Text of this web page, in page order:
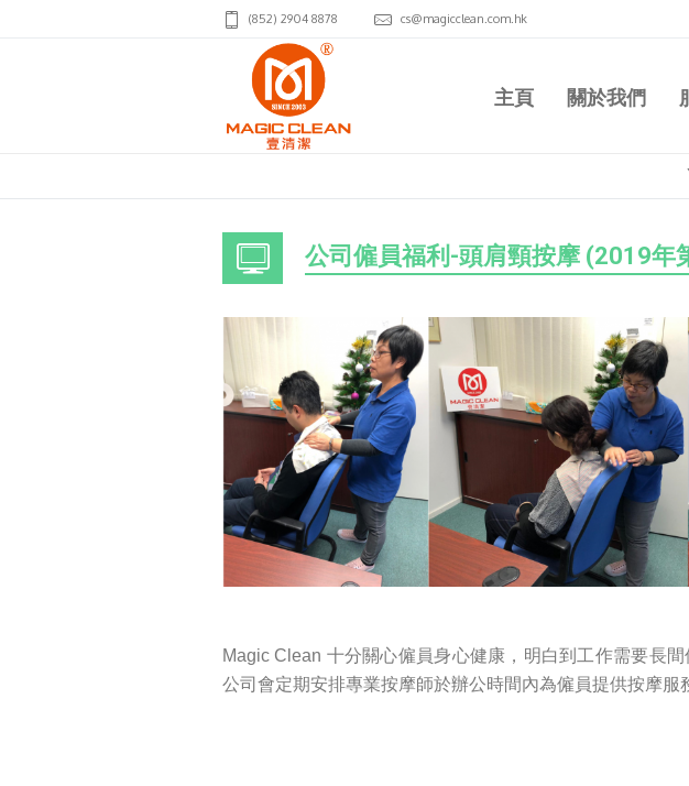
(852) 2904 8878 cs@magicclean.com.hk
主頁 關於我們
公司僱員福利-頭肩頸按摩 (2019年
Magic Clean 十分關心僱員身心健康，明白到工作需要長
公司會定期安排專業按摩師於辦公時間內為僱員提供按摩服